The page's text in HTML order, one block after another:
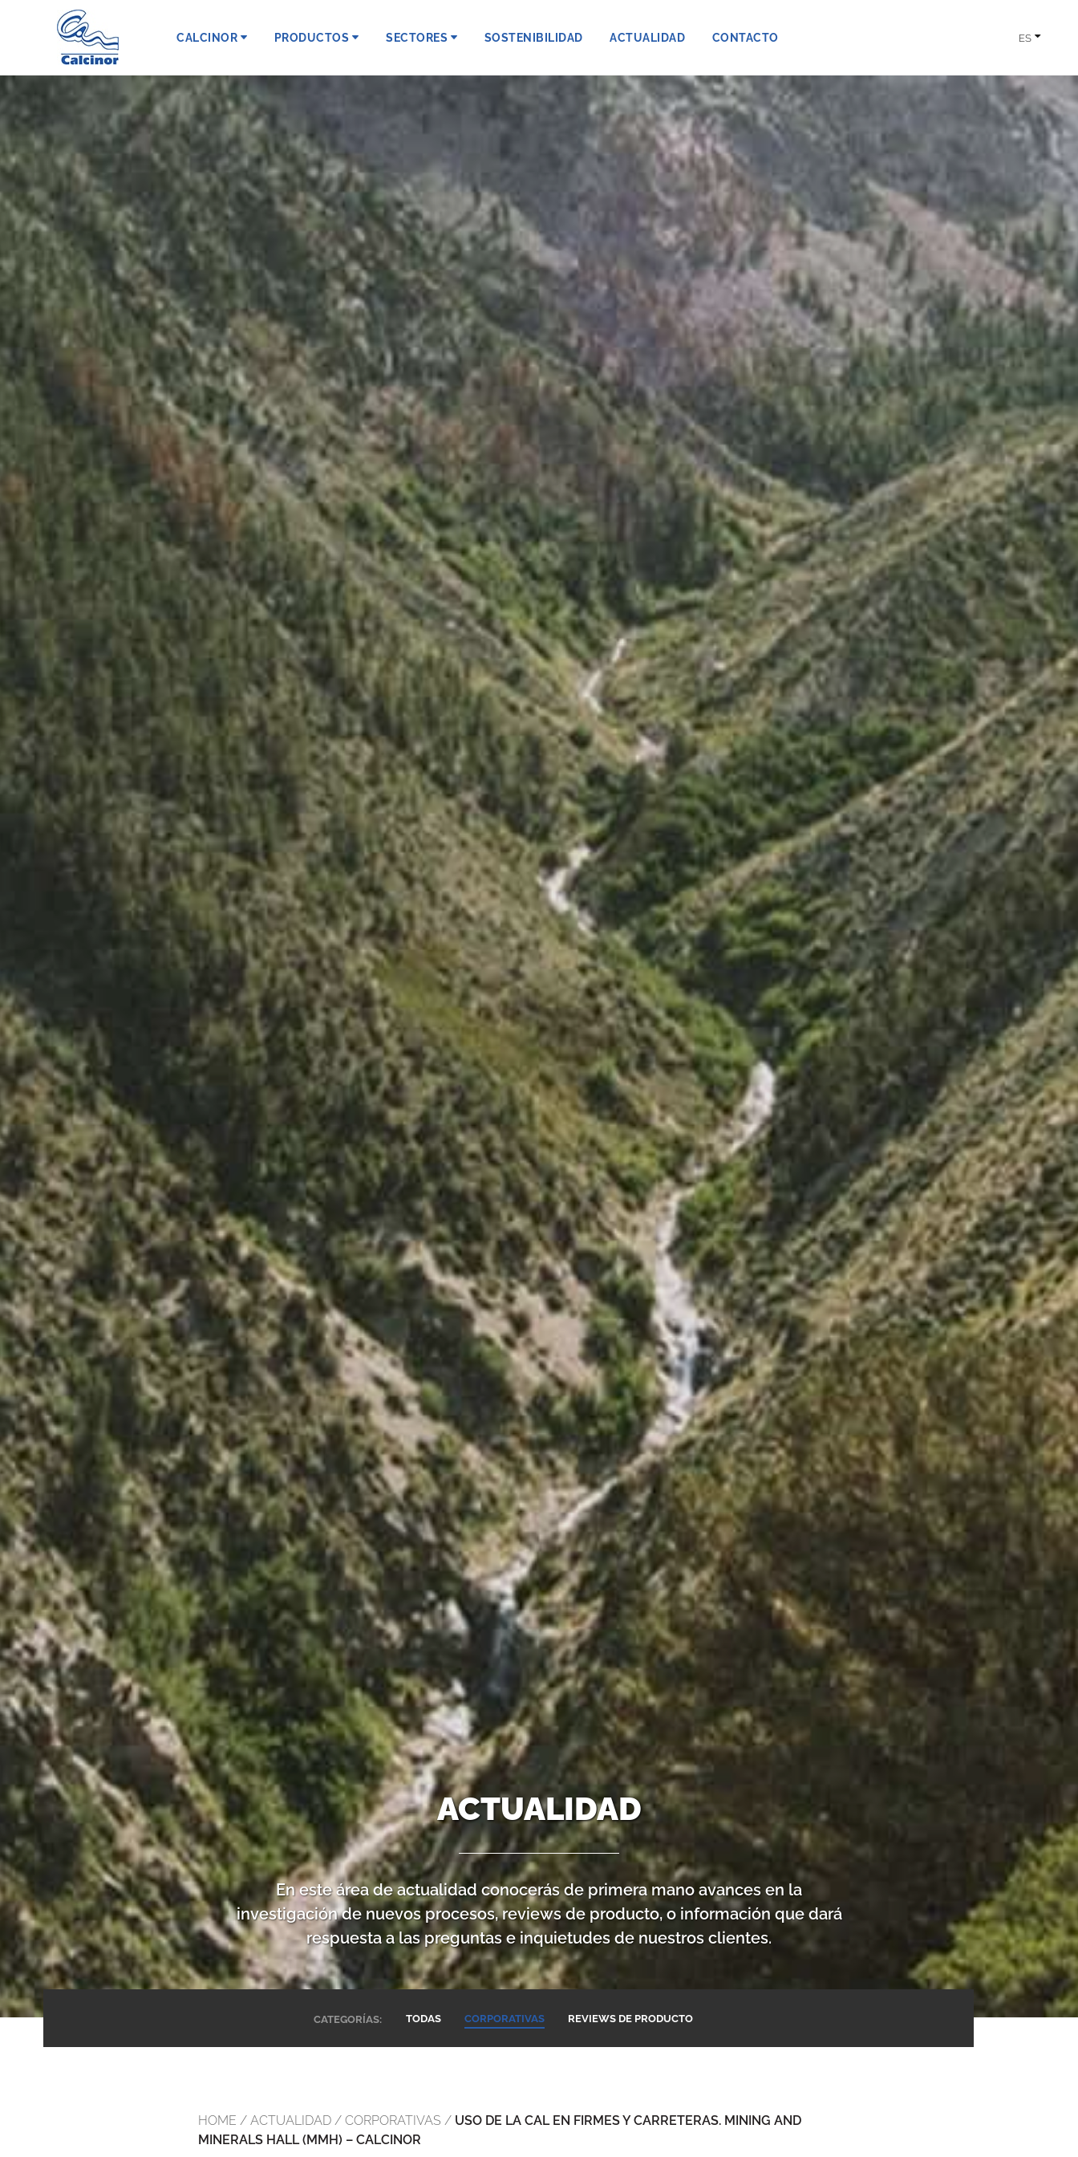
CALCINOR PRODUCTOS SECTORES SOSTENIBILIDAD ACTUALIDAD CONTACTO ES
ACTUALIDAD
En este área de actualidad conocerás de primera mano avances en la
investigación de nuevos procesos, reviews de producto, o información que dará
respuesta a las preguntas e inquietudes de nuestros clientes.
CATEGORÍAS: TODAS CORPORATIVAS REVIEWS DE PRODUCTO
HOME / ACTUALIDAD/ CORPORATIVAS / USO DE LA CAL EN FIRMES Y CARRETERAS. MINING AND
MINERALS HALL (MMH) – CALCINOR